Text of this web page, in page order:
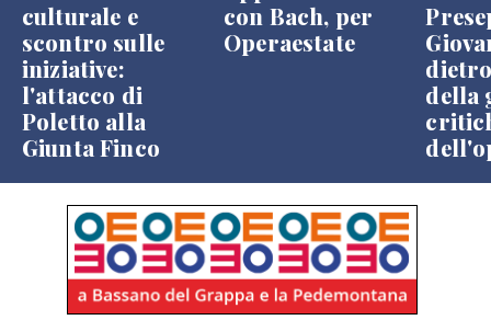
culturale e
scontro sulle
iniziative:
l'attacco di
Poletto alla
Giunta Finco
con Bach, per
Operaestate
della